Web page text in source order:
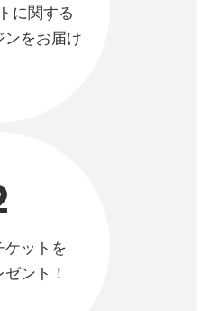
に関する
ンをお届け
ケットを
ント！